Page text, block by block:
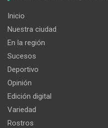
Inicio
Nuestra ciudad
En la región
Sucesos
Deportivo
Opinión
Edición digital
Variedad
Rostros